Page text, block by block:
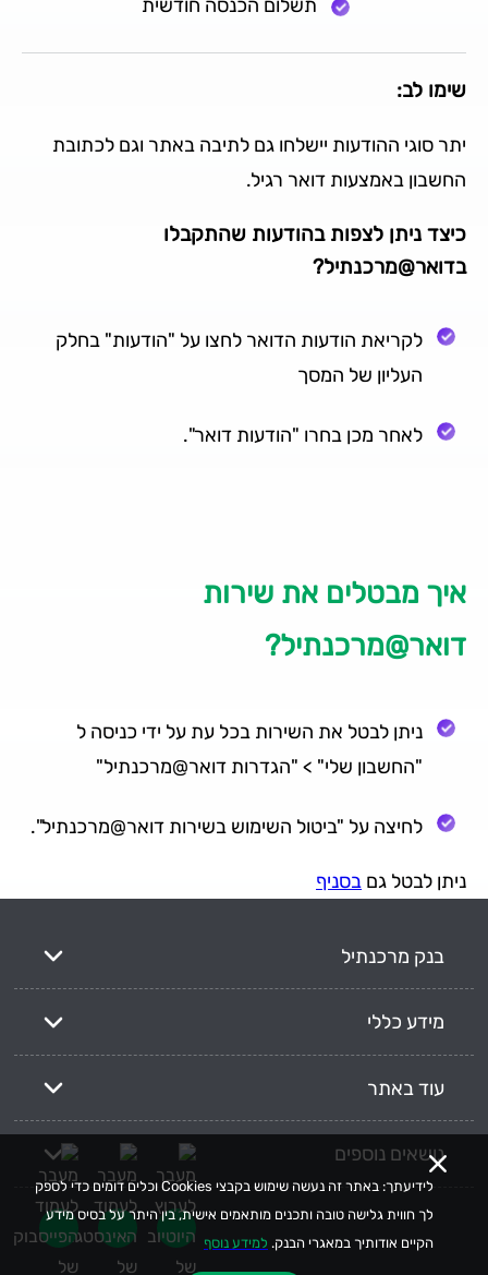
לידיעתך: באתר זה נעשה שימוש בקבצי Cookies וכלים דומים כדי לספק
לך חווית גלישה טובה ותכנים מותאמים אישית, בין היתר על בסיס מידע
הקיים אודותיך במאגרי הבנק. למידע נוסף
תשלום הכנסה חודשית
שימו לב:
יתר סוגי ההודעות יישלחו גם לתיבה באתר וגם לכתובת
החשבון באמצעות דואר רגיל.
כיצד ניתן לצפות בהודעות שהתקבלו
בדואר@מרכנתיל?
לקריאת הודעות הדואר לחצו על "הודעות" בחלק
העליון של המסך
לאחר מכן בחרו "הודעות דואר".
איך מבטלים את שירות
דואר@מרכנתיל?
ניתן לבטל את השירות בכל עת על ידי כניסה ל
"החשבון שלי" > "הגדרות דואר@מרכנתיל"
לחיצה על "ביטול השימוש בשירות דואר@מרכנתיל".
ניתן לבטל גם בסניף
בנק מרכנתיל
מידע כללי
עוד באתר
נושאים נוספים